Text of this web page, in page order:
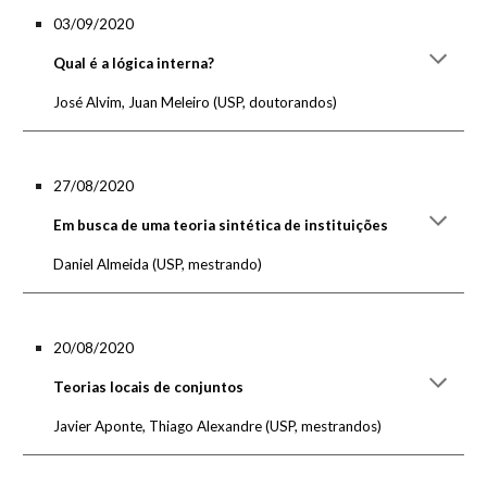
03/09/2020
Qual é a lógica interna?
José Alvim, Juan Meleiro(USP, doutorandos)
27/08/2020
Em busca de uma teoria sintética de instituições
Daniel Almeida (USP, mestrando)
20/08/2020
Teorias locais de conjuntos
Javier Aponte, Thiago Alexandre(USP, mestrandos)